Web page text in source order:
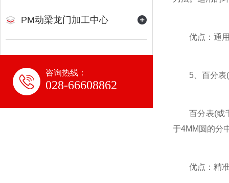
PM动梁龙门加工中心
咨询热线：
028-66608862
优点：通用
5、百分表(
百分表(或千
于4MM圆的分
优点：精准